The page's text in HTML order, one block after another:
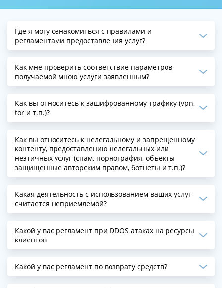
Где я могу ознакомиться с правилами и
регламентами предоставления услуг?
Как мне проверить соответствие параметров
получаемой мною услуги заявленным?
Как вы относитесь к зашифрованному трафику (vpn,
tor и т.п.)?
Как вы относитесь к нелегальному и запрещенному
контенту, предоставлению нелегальных или
неэтичных услуг (спам, порнография, объекты
защищенные авторским правом, ботнеты и т.п.)?
Какая деятельность с использованием ваших услуг
считается неприемлемой?
Какой у вас регламент при DDOS атаках на ресурсы
клиентов
Какой у вас регламент по возврату средств?